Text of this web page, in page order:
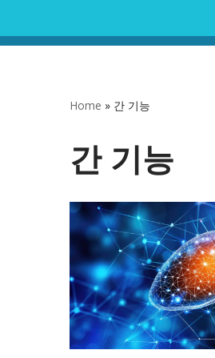
콘
Home » 간 기능
간 기능